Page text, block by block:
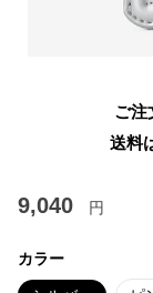
ご注
送料
9,040 円
カラー